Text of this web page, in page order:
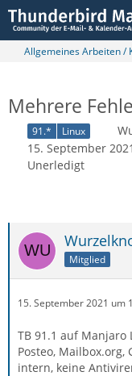
Allgemeines Arbeiten /
Mehrere
91.* Linux
15. September
Unerledigt
Mitglied
15. September 2021 um
TB 91.1 auf Manjaro
Posteo, Mailbox.org,
intern, keine